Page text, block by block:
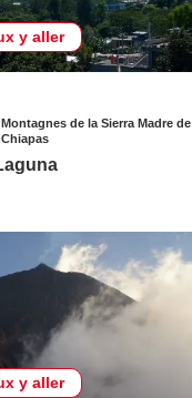
y aller
Montagnes de la Sierra Madre de
Chiapas
y aller